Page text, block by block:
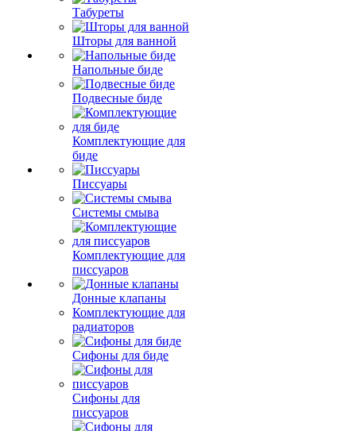
Табуреты
Шторы для ванной
Напольные биде
Подвесные биде
Комплектующие для
биде
Писсуары
Системы смыва
Комплектующие для
писсуаров
Донные клапаны
Комплектующие для
радиаторов
Сифоны для биде
Сифоны для
писсуаров